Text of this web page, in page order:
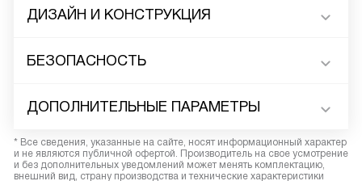
ДИЗАЙН И КОНСТРУКЦИЯ
БЕЗОПАСНОСТЬ
ДОПОЛНИТЕЛЬНЫЕ ПАРАМЕТРЫ
* Все сведения, указанные на сайте, носят информационный характер
и не являются публичной офертой. Производитель на свое усмотрение
и без дополнительных уведомлений может менять комплектацию,
внешний вид, страну производства и технические характеристики